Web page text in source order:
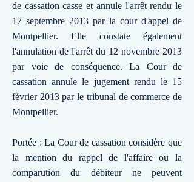
de cassation casse et annule l'arrêt rendu le
17 septembre 2013 par la cour d'appel de
Montpellier. Elle constate également
l'annulation de l'arrêt du 12 novembre 2013
par voie de conséquence. La Cour de
cassation annule le jugement rendu le 15
février 2013 par le tribunal de commerce de
Montpellier.
Portée : La Cour de cassation considère que
la mention du rappel de l'affaire ou la
comparution du débiteur ne peuvent